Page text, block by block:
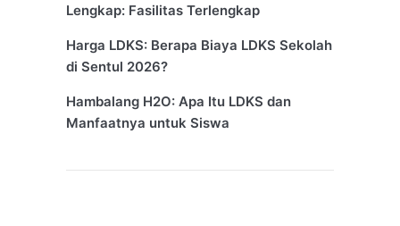
Lengkap: Fasilitas Terlengkap
Harga LDKS: Berapa Biaya LDKS Sekolah
di Sentul 2026?
Hambalang H2O: Apa Itu LDKS dan
Manfaatnya untuk Siswa